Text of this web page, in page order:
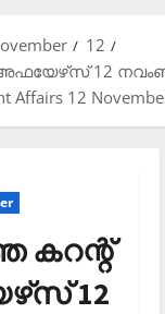
12
12
Affairs 12
കറന്റ്
12